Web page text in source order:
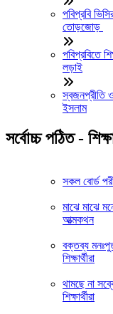
পবিপ্রবি
তোড়জোড়
পবিপ্রবিতে
লড়াই
স্বজনপ্রীতি
ইসলাম
সর্বোচ্চ পঠিত -
সকল বোর্ড
মাঝে মাঝে
আত্মকথন
বক্তব্য
শিক্ষার্থীরা
থামছে না
শিক্ষার্থীরা